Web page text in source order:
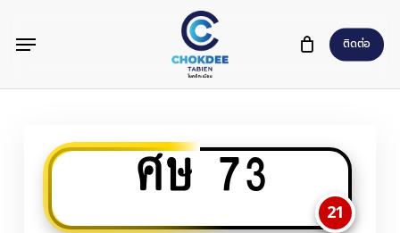
content
ติดต่อ
Menu
ศษ 73
21